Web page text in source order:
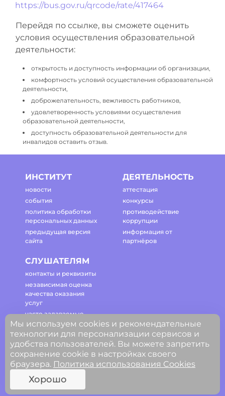
https://bus.gov.ru/qrcode/rate/417464
Перейдя по ссылке, вы сможете оценить
условия осуществления образовательной
деятельности:
открытость и доступность информации об организации,
комфортность условий осуществления образовательной
деятельности,
доброжелательность, вежливость работников,
удовлетворенность условиями осуществления
образовательной деятельности,
доступность образовательной деятельности для
инвалидов оставить отзыв.
ИНСТИТУТ
новости
события
политика обработки
персональных данных
предыдущая версия
сайта
ДЕЯТЕЛЬНОСТЬ
аттестация
конкурсы
противодействие
коррупции
информация от
партнёров
СЛУШАТЕЛЯМ
контакты и реквизиты
независимая оценка
качества оказания
услуг
часто задаваемые
вопросы
регламент работы
сайта
© ГАОУ ДПО Свердловской области
«Институт развития образования»
Мы используем cookies и рекомендательные
технологии для персонализации сервисов и
удобства пользователей. Вы можете запретить
сохранение cookie в настройках своего
браузера. Политика использования Cookies
Хорошо